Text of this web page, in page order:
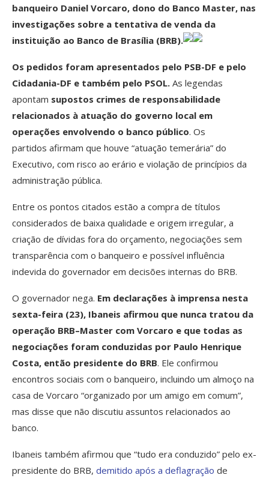
banqueiro Daniel Vorcaro, dono do Banco Master, nas
investigações sobre a tentativa de venda da
instituição ao Banco de Brasília (BRB).
Os pedidos foram apresentados pelo PSB-DF e pelo
Cidadania-DF e também pelo PSOL. As legendas
apontam supostos crimes de responsabilidade
relacionados à atuação do governo local em
operações envolvendo o banco público. Os
partidos afirmam que houve “atuação temerária” do
Executivo, com risco ao erário e violação de princípios da
administração pública.
Entre os pontos citados estão a compra de títulos
considerados de baixa qualidade e origem irregular, a
criação de dívidas fora do orçamento, negociações sem
transparência com o banqueiro e possível influência
indevida do governador em decisões internas do BRB.
O governador nega. Em declarações à imprensa nesta
sexta-feira (23), Ibaneis afirmou que nunca tratou da
operação BRB–Master com Vorcaro e que todas as
negociações foram conduzidas por Paulo Henrique
Costa, então presidente do BRB. Ele confirmou
encontros sociais com o banqueiro, incluindo um almoço na
casa de Vorcaro “organizado por um amigo em comum”,
mas disse que não discutiu assuntos relacionados ao
banco.
Ibaneis também afirmou que “tudo era conduzido” pelo ex-
presidente do BRB, demitido após a deflagração de